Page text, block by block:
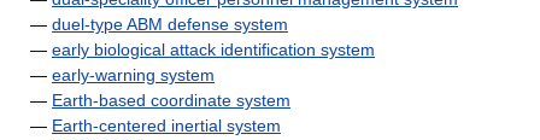
— duel-type ABM defense system
— early biological attack identification system
— early-warning system
— Earth-based coordinate system
— Earth-centered inertial system